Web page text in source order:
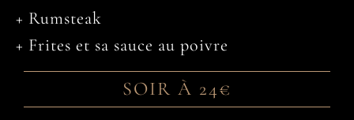
+ Rumsteak
+ Frites et sa sauce au poivre
SOIR À 24€